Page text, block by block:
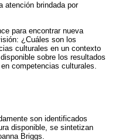
atención brindada por
para encontrar nueva
¿Cuáles son los
culturales en un contexto
sobre los resultados
competencias culturales.
son identificados
disponible, se sintetizan
Briggs.